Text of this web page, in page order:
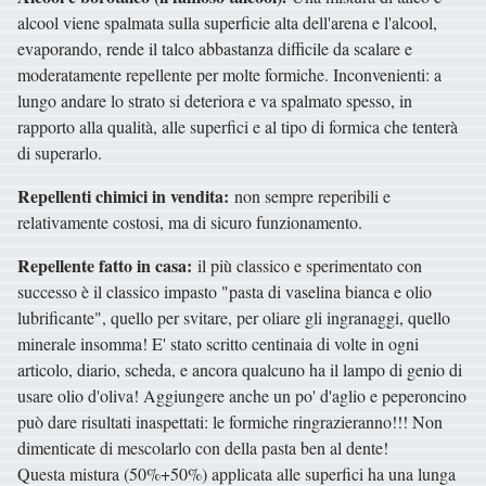
alcool viene spalmata sulla superficie alta dell'arena e l'alcool,
evaporando, rende il talco abbastanza difficile da scalare e
moderatamente repellente per molte formiche. Inconvenienti: a
lungo andare lo strato si deteriora e va spalmato spesso, in
rapporto alla qualità, alle superfici e al tipo di formica che tenterà
di superarlo.
Repellenti chimici in vendita: non sempre reperibili e
relativamente costosi, ma di sicuro funzionamento.
Repellente fatto in casa: il più classico e sperimentato con
successo è il classico impasto "pasta di vaselina bianca e olio
lubrificante", quello per svitare, per oliare gli ingranaggi, quello
minerale insomma! E' stato scritto centinaia di volte in ogni
articolo, diario, scheda, e ancora qualcuno ha il lampo di genio di
usare olio d'oliva! Aggiungere anche un po' d'aglio e peperoncino
può dare risultati inaspettati: le formiche ringrazieranno!!! Non
dimenticate di mescolarlo con della pasta ben al dente!
Questa mistura (50%+50%) applicata alle superfici ha una lunga